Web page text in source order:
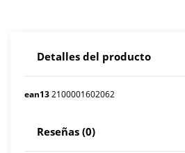
Detalles del producto
ean132100001602062
Reseñas (0)